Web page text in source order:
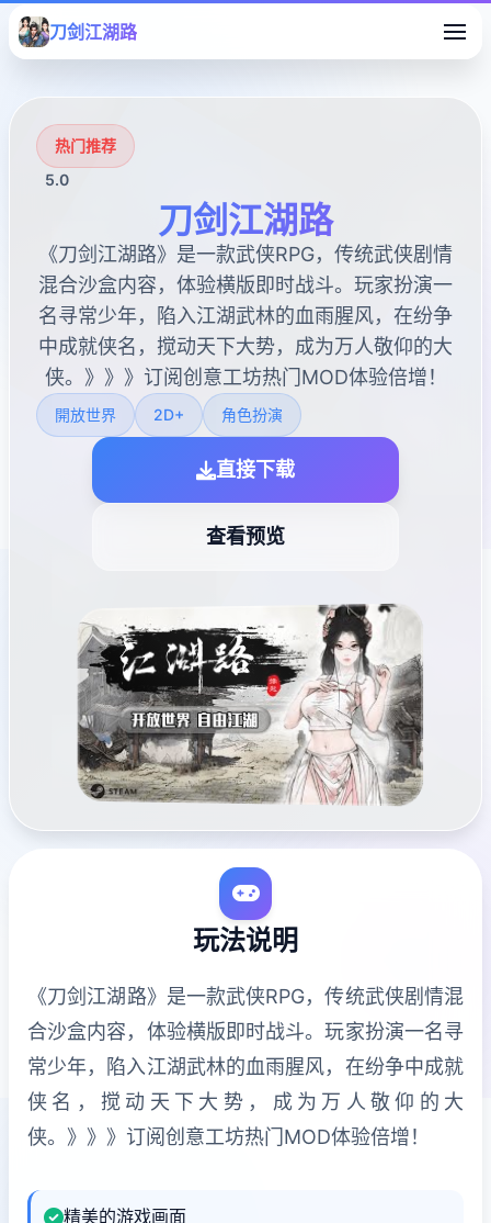
刀剑江湖路
热门推荐
5.0
刀剑江湖路
《刀剑江湖路》是一款武侠RPG，传统武侠剧情
混合沙盒内容，体验横版即时战斗。玩家扮演一
名寻常少年，陷入江湖武林的血雨腥风，在纷争
中成就侠名，搅动天下大势，成为万人敬仰的大
侠。》》》订阅创意工坊热门MOD体验倍增！
開放世界 2D+ 角色扮演
直接下载
查看预览
玩法说明
《刀剑江湖路》是一款武侠RPG，传统武侠剧情混
合沙盒内容，体验横版即时战斗。玩家扮演一名寻
常少年，陷入江湖武林的血雨腥风，在纷争中成就
侠名，搅动天下大势，成为万人敬仰的大
侠。》》》订阅创意工坊热门MOD体验倍增！
精美的游戏画面